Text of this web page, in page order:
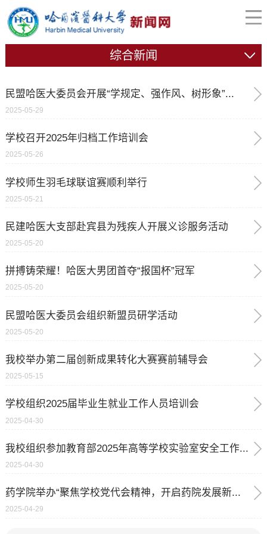
综合新闻
民盟哈医大委员会开展“学规定、强作风、树形象”...
2025-05-29
学校召开2025年归档工作培训会
2025-05-26
学校师生羽毛球联谊赛顺利举行
2025-05-21
民建哈医大支部赴宾县为残疾人开展义诊服务活动
2025-05-20
拼搏铸荣耀！哈医大男团首夺“报国杯”冠军
2025-05-20
民盟哈医大委员会组织新盟员研学活动
2025-05-20
我校举办第二届创新成果转化大赛赛前辅导会
2025-05-15
学校组织2025届毕业生就业工作人员培训会
2025-04-30
我校组织参加教育部2025年高等学校实验室安全工作...
2025-04-30
药学院举办“聚焦学校党代会精神，开启药院发展新...
2025-04-29